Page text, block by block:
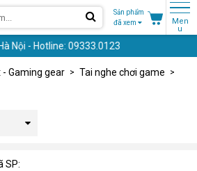
Sản phẩm
đã xem
Men
u
- Hotline: 09333.0123
- Gaming gear
Tai nghe chơi game
SP: